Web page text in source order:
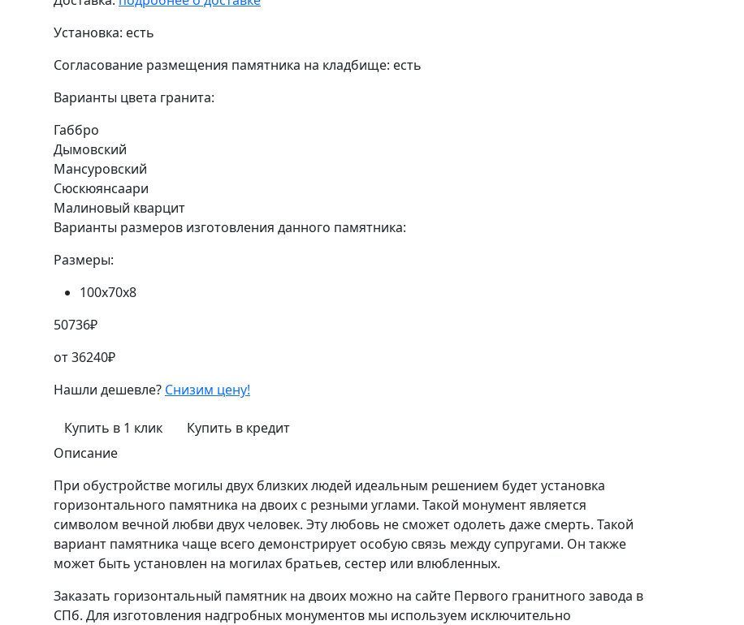
Установка: есть
Согласование размещения памятника на кладбище: есть
Варианты цвета гранита:
Габбро
Дымовский
Мансуровский
Сюскюянсаари
Малиновый кварцит
Варианты размеров изготовления данного памятника:
Размеры:
100х70х8
50736₽
от36240₽
Нашли дешевле? Снизим цену!
Купить в 1 клик
Купить в кредит
Описание
При обустройстве могилы двух близких людей идеальным решением будет установка
горизонтального памятника на двоих с резными углами. Такой монумент является
символом вечной любви двух человек. Эту любовь не сможет одолеть даже смерть. Такой
вариант памятника чаще всего демонстрирует особую связь между супругами. Он также
может быть установлен на могилах братьев, сестер или влюбленных.
Заказать горизонтальный памятник на двоих можно на сайте Первого гранитного завода в
СПб. Для изготовления надгробных монументов мы используем исключительно